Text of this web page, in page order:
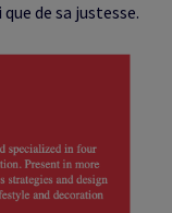
de sa justesse.